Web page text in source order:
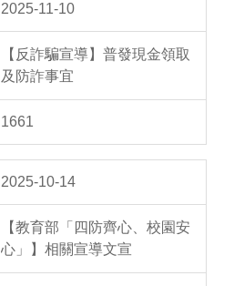
2025-11-10
【反詐騙宣導】普發現金領取
及防詐事宜
1661
2025-10-14
【教育部「四防齊心、校園安
心」】相關宣導文宣